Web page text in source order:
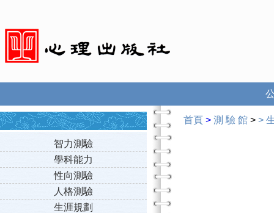
智力測驗
學科能力
性向測驗
人格測驗
生涯規劃
首頁 > 測 驗 館 > >